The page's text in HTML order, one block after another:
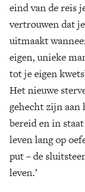
eind van de reis
vertrouwen dat
uitmaakt
eigen, unieke
tot je eigen
Het nieuwe
gehecht zijn
bereid en in
leven lang op
put – de
leven.’